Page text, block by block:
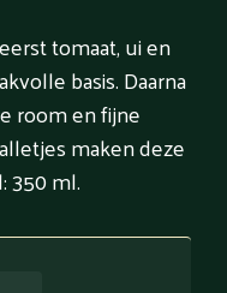
tomaat, ui en
basis. Daarna
room en fijne
maken deze
350 ml.